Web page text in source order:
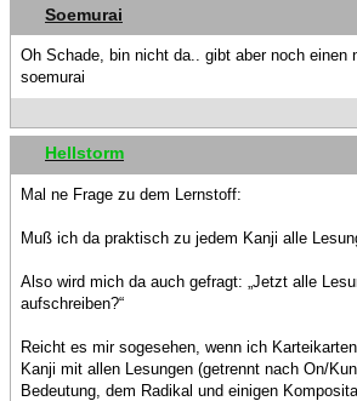
Soemurai
Oh Schade, bin nicht da.. gibt aber noch einen
soemurai
Hellstorm
Mal ne Frage zu dem Lernstoff:
Muß ich da praktisch zu jedem Kanji alle
Also wird mich da auch gefragt: „Jetzt alle
aufschreiben?“
Reicht es mir sogesehen, wenn ich
Kanji mit allen Lesungen (getrennt nach On/
Bedeutung, dem Radikal und einigen